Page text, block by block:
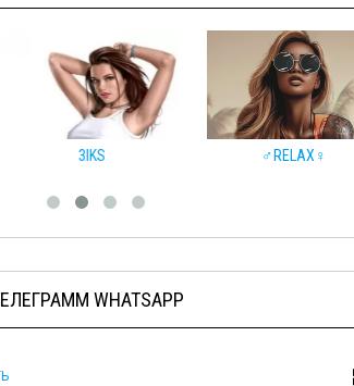
3IKS ♂️RELAX♀️
WHATSAPP